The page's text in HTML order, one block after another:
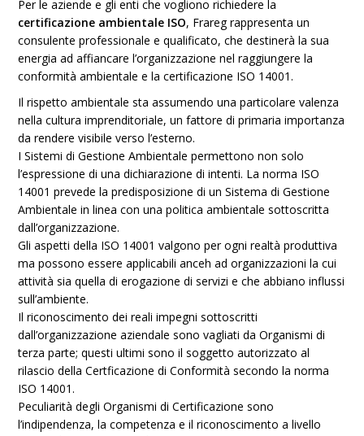
Per le aziende e gli enti che vogliono richiedere la
certificazione ambientale ISO, Frareg rappresenta un
consulente professionale e qualificato, che destinerà la sua
energia ad affiancare l’organizzazione nel raggiungere la
conformità ambientale e la certificazione ISO 14001.
Il rispetto ambientale sta assumendo una particolare valenza
nella cultura imprenditoriale, un fattore di primaria importanza
da rendere visibile verso l’esterno.
I Sistemi di Gestione Ambientale permettono non solo
l’espressione di una dichiarazione di intenti. La norma ISO
14001 prevede la predisposizione di un Sistema di Gestione
Ambientale in linea con una politica ambientale sottoscritta
dall’organizzazione.
Gli aspetti della ISO 14001 valgono per ogni realtà produttiva
ma possono essere applicabili anceh ad organizzazioni la cui
attività sia quella di erogazione di servizi e che abbiano influssi
sull’ambiente.
Il riconoscimento dei reali impegni sottoscritti
dall’organizzazione aziendale sono vagliati da Organismi di
terza parte; questi ultimi sono il soggetto autorizzato al
rilascio della Certficazione di Conformità secondo la norma
ISO 14001.
Peculiarità degli Organismi di Certificazione sono
l’indipendenza, la competenza e il riconoscimento a livello